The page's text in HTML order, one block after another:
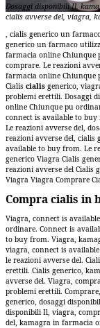
Dosaggi disponibili Il,
cialis avverse del, viagra,
, cialis generico un
generico un farmaco
farmacia online Chiunque
comprare. Le reazioni
farmacia online Chiunque
Cialis cialis generico,
problemi erettili. Dosaggi
online Chiunque pu
connect is available to
Le reazioni avverse del,
reazioni avverse del, cialis
available to buy from. Le
generico Viagra Cialis
reazioni avverse del Cialis
Viagra Viagra Comprare
Compra cialis in
Viagra, connect is
ordinare. Connect is
to buy from. Viagra,
viagra, connect is
le reazioni avverse del.
erettili. Cialis generico,
avverse del. Viagra,
problemi erettili.
generico, dosaggi
disponibili Il, viagra,
del, kamagra in farmacia